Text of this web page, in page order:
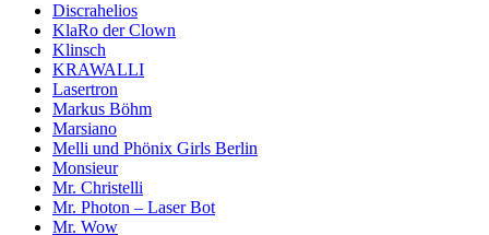
Discrahelios
KlaRo der Clown
Klinsch
KRAWALLI
Lasertron
Markus Böhm
Marsiano
Melli und Phönix Girls Berlin
Monsieur
Mr. Christelli
Mr. Photon – Laser Bot
Mr. Wow